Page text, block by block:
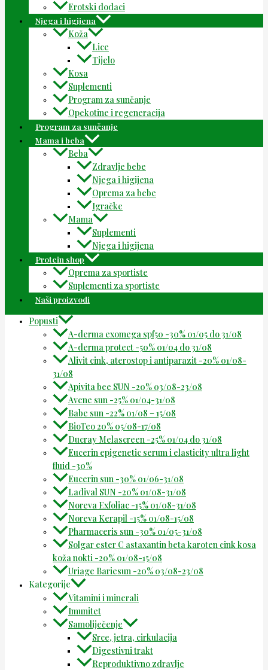
Erotski dodaci
Njega i higijena
Koža
Lice
Tijelo
Kosa
Suplementi
Program za sunčanje
Opekotine i regeneracija
Program za sunčanje
Mama i beba
Beba
Zdravlje bebe
Njega i higijena
Oprema za bebe
Igračke
Mama
Suplementi
Njega i higijena
Protein shop
Oprema za sportiste
Suplementi za sportiste
Naši proizvodi
Popusti
A-derma exomega spf50 -30% 01/05 do 31/08
A-derma protect -50% 01/04 do 31/08
Alivit cink, aterostop i antiparazit -20% 01/08-
31/08
Apivita bee SUN -20% 03/08-23/08
Avene sun -25% 01/04-31/08
Babe sun -22% 01/08 – 15/08
BioTeo 20% 05/08-17/08
Ducray Melascreen -25% 01/04 do 31/08
Eucerin epigenetic serum i elasticity ultra light
fluid -30%
Eucerin sun -30% 01/06-31/08
Ladival SUN -20% 01/08-31/08
Noreva Exfoliac -15% 01/08-31/08
Noreva Kerapil -15% 01/08-15/08
Pharmaceris sun -30% 01/05-31/08
Solgar ester C astaxantin beta karoten cink kosa
koža nokti -20% 01/08-15/08
Uriage Bariesun -20% 03/08-23/08
Kategorije
Vitamini i minerali
Imunitet
Samoliječenje
Srce, jetra, cirkulacija
Digestivni trakt
Reproduktivno zdravlje